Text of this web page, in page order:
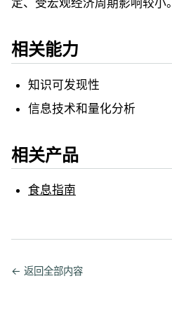
定、受宏观经济周期影响较小。
相关能力
知识可发现性
信息技术和量化分析
相关产品
食息指南
← 返回全部内容